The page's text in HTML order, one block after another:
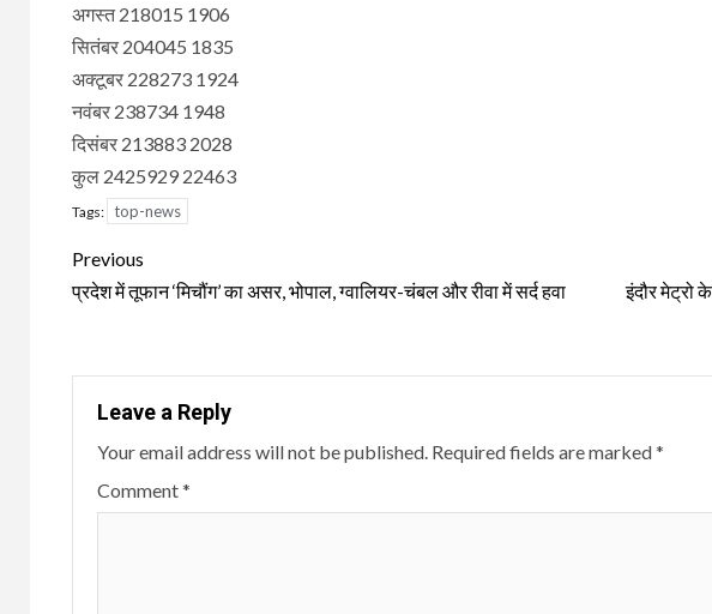
अगस्त 218015 1906
सितंबर 204045 1835
अक्टूबर 228273 1924
नवंबर 238734 1948
दिसंबर 213883 2028
कुल 2425929 22463
Tags: top-news
Continue
Reading
Previous
प्रदेश में तूफान ‘मिचौंग’ का असर, भोपाल, ग्वालियर-चंबल और रीवा में सर्द हवा
इंदौर मेट्रो
Leave a Reply
Your email address will not be published. Required fields are marked*
Comment*